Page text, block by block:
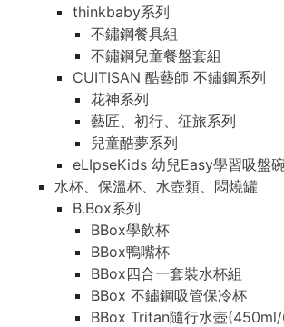
thinkbaby系列
不鏽鋼餐具組
不鏽鋼兒童餐盤套組
CUITISAN 酷藝師 不鏽鋼系列
花神系列
藝匠、初行、征旅系列
兒童酷夢系列
eLIpseKids 幼兒Easy學習吸盤
水杯、保溫杯、水壺類、悶燒罐
B.Box系列
BBox學飲杯
BBox鴨嘴杯
BBox四合一套裝水杯組
BBox 不鏽鋼吸管保冷杯
BBox Tritan隨行水壺